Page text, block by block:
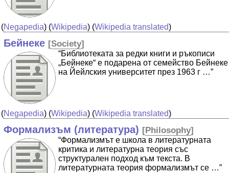
(Negapedia) (Wikipedia) (Wikipedia translated)
Бейнеке [Society]
“Библиотеката за редки книги и ръкописи
„Бейнеке“ е подарена от семейство Бейнеке
на Йейлския университет през 1963 г …”
(Negapedia) (Wikipedia) (Wikipedia translated)
Формализъм (литература) [Philosophy]
“Формализмът е школа в литературната
критика и литературна теория със
структурален подход към текста. В
литературната теория формализмът се …”